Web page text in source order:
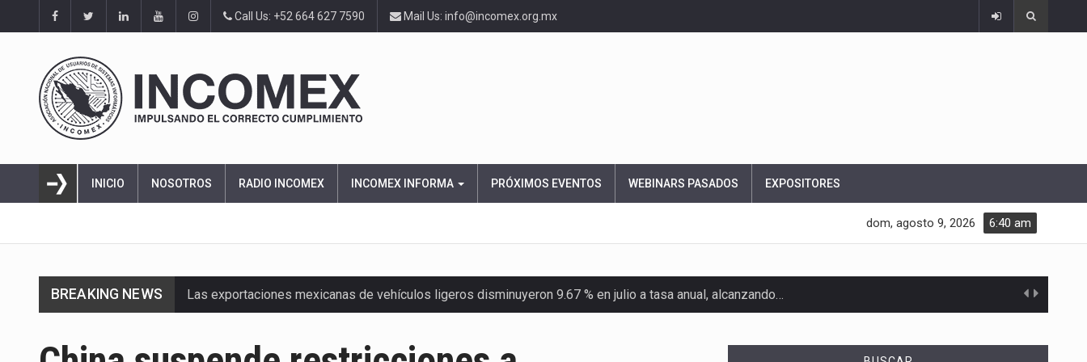
Call Us: +52 664 627 7590 Mail Us: info@incomex.org.mx
INICIO NOSOTROS RADIO INCOMEX INCOMEX INFORMA PRÓXIMOS EVENTOS WEBINARS PASADOS EXPOSITORES
6:40 am
dom, agosto 9, 2026
BREAKING NEWS En el primer semestre de 2026, el Servicio de Administración Tributaria (SAT) cobró un total…